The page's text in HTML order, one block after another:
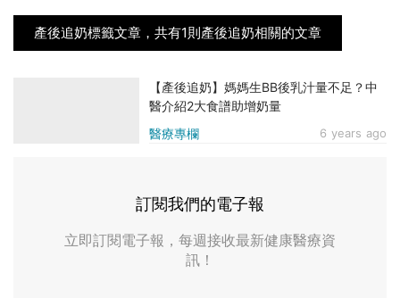
產後追奶標籤文章，共有1則產後追奶相關的文章
醫療專欄 6 years ago
【產後追奶】媽媽生BB後乳汁量不足？中
醫介紹2大食譜助增奶量
訂閱我們的電子報
立即訂閱電子報，每週接收最新健康醫療資
訊！